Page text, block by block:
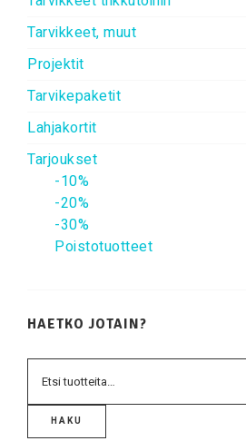
Tarvikkeet, muut
Projektit
Tarvikepaketit
Lahjakortit
Tarjoukset
-10%
-20%
-30%
Poistotuotteet
HAETKO JOTAIN?
HAKU